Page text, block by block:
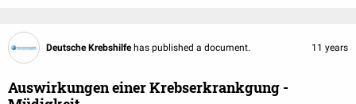
Deutsche Krebshilfe has published a document. 11 years
Auswirkungen einer Krebserkrankgung -